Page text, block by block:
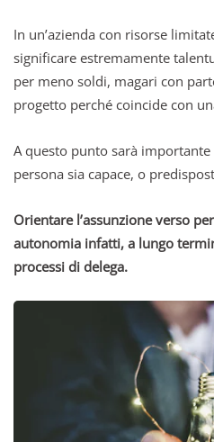
In un’azienda con risorse
significare estremamente
per meno soldi, magari con
progetto perché coincide con
A questo punto sarà
persona sia capace, o
Orientare l’assunzione verso
autonomia infatti, a lungo
processi di delega.